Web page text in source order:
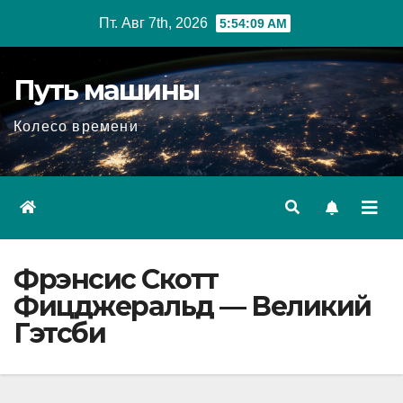
Пт. Авг 7th, 2026 5:54:10 AM
Путь машины
Колесо времени
Фрэнсис Скотт
Фицджеральд — Великий
Гэтсби